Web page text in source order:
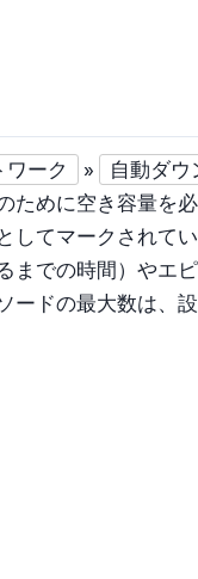
ワーク » 自動ダウ
ために空き容量を
してマークされて
までの時間）やエ
ードの最大数は、